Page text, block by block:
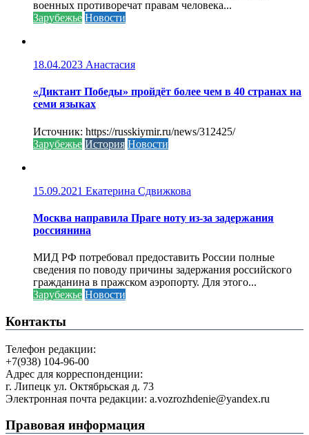
военных противоречат правам человека...
Зарубежье Новости
18.04.2023 Анастасия
«Диктант Победы» пройдёт более чем в 40 странах на
семи языках
Источник: https://russkiymir.ru/news/312425/
Зарубежье История Новости
15.09.2021 Екатерина Сдвижкова
Москва направила Праге ноту из-за задержания
россиянина
МИД РФ потребовал предоставить России полные
сведения по поводу причины задержания российского
гражданина в пражском аэропорту. Для этого...
Зарубежье Новости
Контакты
Телефон редакции:
+7(938) 104-96-00
Адрес для корреспонденции:
г. Липецк ул. Октябрьская д. 73
Электронная почта редакции: a.vozrozhdenie@yandex.ru
Правовая информация